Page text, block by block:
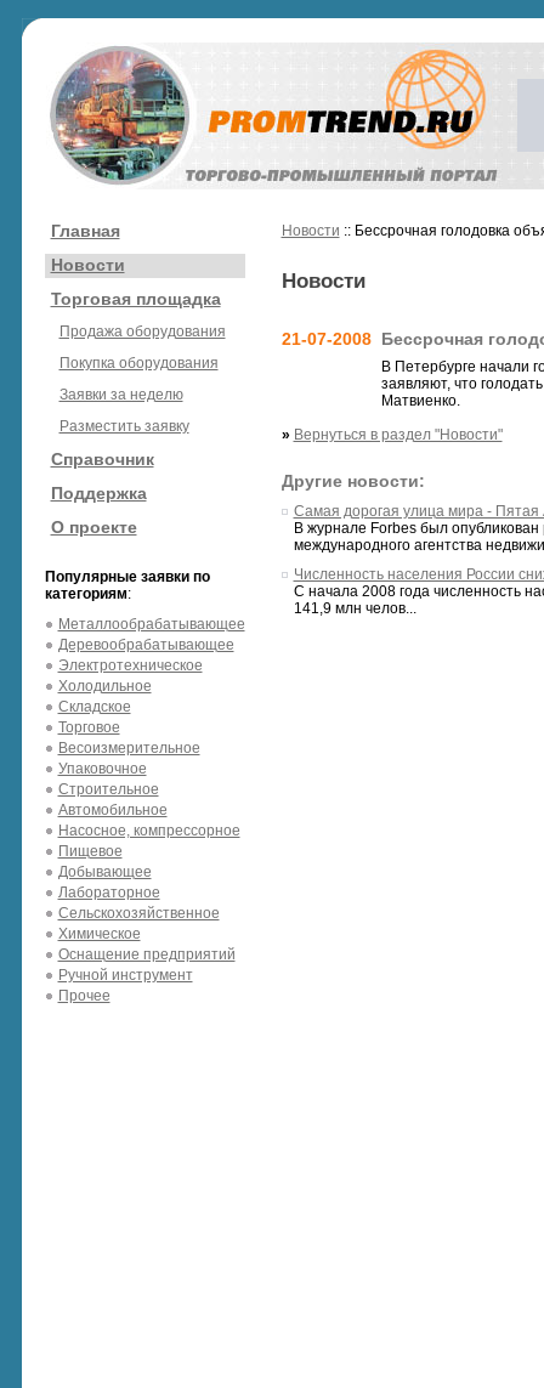
Главная
Новости
Торговая площадка
Продажа оборудования
Покупка оборудования
Заявки за неделю
Разместить заявку
Справочник
Поддержка
О проекте
Популярные заявки по
категориям:
Металлообрабатывающее
Деревообрабатывающее
Электротехническое
Холодильное
Складское
Торговое
Весоизмерительное
Упаковочное
Строительное
Автомобильное
Насосное, компрессорное
Пищевое
Добывающее
Лабораторное
Сельскохозяйственное
Химическое
Оснащение предприятий
Ручной инструмент
Прочее
Новости :: Бессрочная голодовка
Новости
21-07-2008 Бессрочная
В Петербурге начали
заявляют, что
Матвиенко.
» Вернуться в раздел "Новости"
Другие новости:
Самая дорогая улица мира - Пятая
В журнале Forbes был
международного агентства
Численность населения России
С начала 2008 года численность
141,9 млн челов...